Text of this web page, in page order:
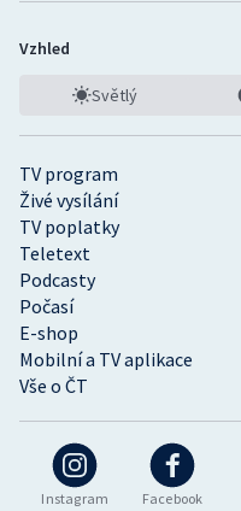
Instagram Facebook
TV program
Živé vysílání
TV poplatky
Teletext
Podcasty
Počasí
E-shop
Mobilní a TV aplikace
Vše o ČT
Vzhled
Světlý